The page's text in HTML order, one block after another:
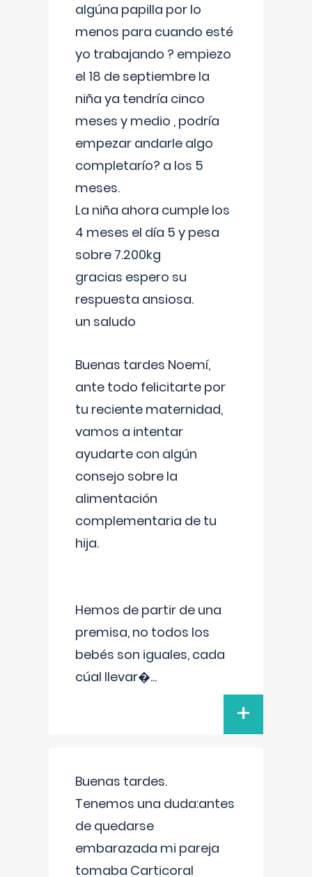
algúna papilla por lo
menos para cuando esté
yo trabajando ? empiezo
el 18 de septiembre la
niña ya tendría cinco
meses y medio , podría
empezar andarle algo
completarío? a los 5
meses.
La niña ahora cumple los
4 meses el día 5 y pesa
sobre 7.200kg
gracias espero su
respuesta ansiosa.
un saludo
Buenas tardes Noemí,
ante todo felicitarte por
tu reciente maternidad,
vamos a intentar
ayudarte con algún
consejo sobre la
alimentación
complementaria de tu
hija.
Hemos de partir de una
premisa, no todos los
bebés son iguales, cada
cúal llevar�...
+
Buenas tardes.
Tenemos una duda:antes
de quedarse
embarazada mi pareja
tomaba Carticoral